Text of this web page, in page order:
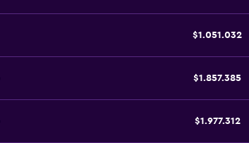
$1.051.032
$1.857.385
$1.977.312